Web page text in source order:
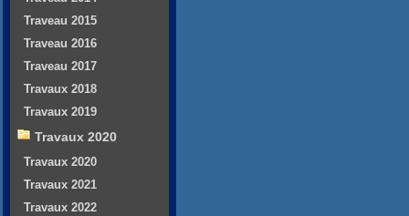
Traveau 2015
Traveau 2016
Traveau 2017
Travaux 2018
Travaux 2019
Travaux 2020
Travaux 2020
Travaux 2021
Travaux 2022